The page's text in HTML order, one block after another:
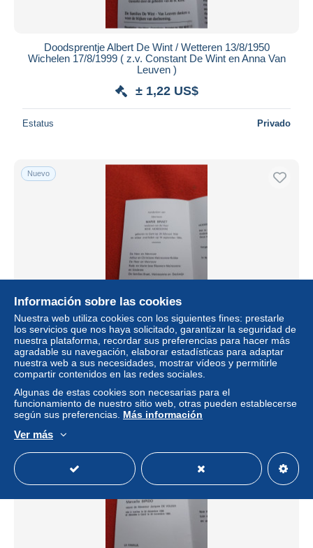
Doodsprentje Albert De Wint / Wetteren 13/8/1950
Wichelen 17/8/1999 ( z.v. Constant De Wint en Anna Van
Leuven )
± 1,22 US$
Estatus Privado
Nuevo
Doodsprentje Marie Braet / Gent 24/2/1930 - 14/9/1994 (
Rene Meiresonne )
± 1,22 US$
Nuevo
Información sobre las cookies
Nuestra web utiliza cookies con los siguientes fines: prestarle
los servicios que nos haya solicitado, garantizar la seguridad de
nuestra plataforma, recordar sus preferencias para hacer más
agradable su navegación, elaborar estadísticas para adaptar
nuestra web a sus necesidades, mostrar vídeos y permitirle
compartir contenidos en las redes sociales.
Algunas de estas cookies son necesarias para el
funcionamiento de nuestro sitio web, otras pueden establecerse
según sus preferencias. Más información
Ver más